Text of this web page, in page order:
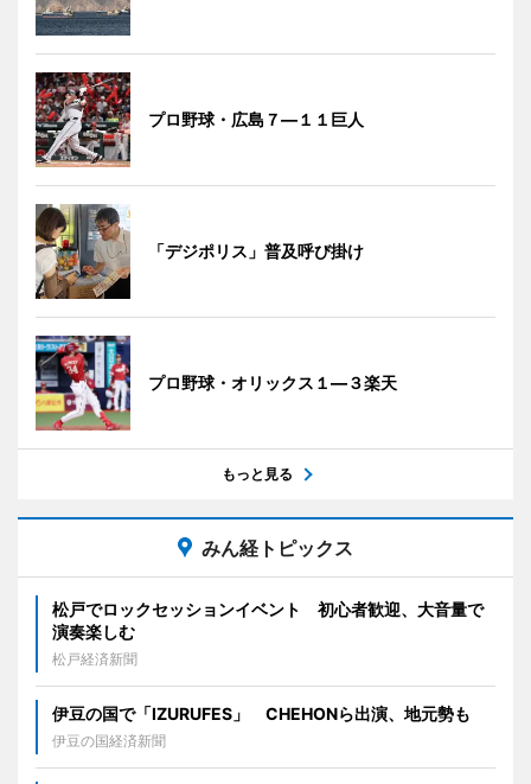
プロ野球・広島７―１１巨人
「デジポリス」普及呼び掛け
プロ野球・オリックス１―３楽天
もっと見る
みん経トピックス
松戸でロックセッションイベント 初心者歓迎、大音量で
演奏楽しむ
松戸経済新聞
伊豆の国で「IZURUFES」 CHEHONら出演、地元勢も
伊豆の国経済新聞